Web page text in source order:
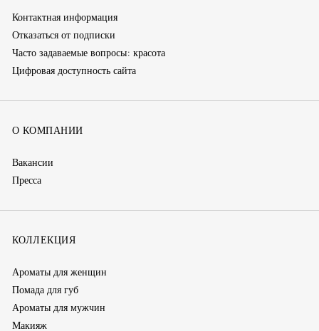
Контактная информация
Отказаться от подписки
Часто задаваемые вопросы: красота
Цифровая доступность сайта
О КОМПАНИИ
Вакансии
Пресса
КОЛЛЕКЦИЯ
Ароматы для женщин
Помада для губ
Ароматы для мужчин
Макияж